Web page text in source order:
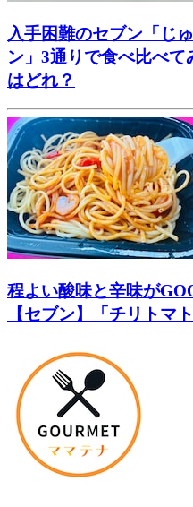
入手困難のセブン「じ
ン」3通りで食べ比べ
はどれ？
程よい酸味と辛味が
【セブン】「チリトマ